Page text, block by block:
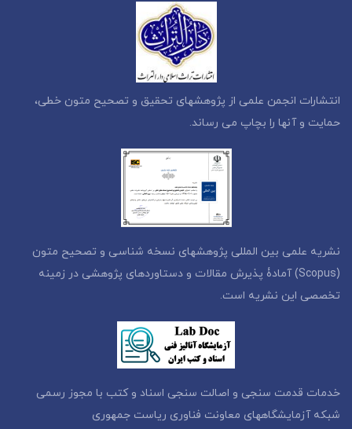
انتشارات انجمن علمی از پژوهشهای تحقیق و تصحیح متون خطی،
حمایت و آنها را بچاپ می رساند.
نشریه علمی بین المللی پژوهشهای نسخه شناسی و تصحیح متون
(Scopus) آمادۀ پذیرش مقالات و دستاوردهای پژوهشی در زمینه
تخصصی این نشریه است.
خدمات قدمت سنجی و اصالت سنجی اسناد و کتب با مجوز رسمی
شبکه آزمایشگاههای معاونت فناوری ریاست جمهوری